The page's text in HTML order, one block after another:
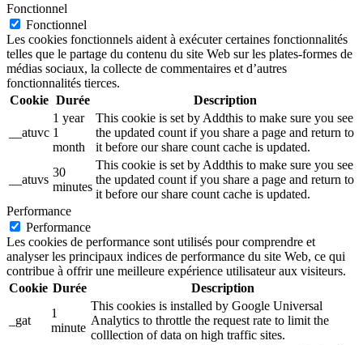
Fonctionnel
Fonctionnel
Les cookies fonctionnels aident à exécuter certaines fonctionnalités
telles que le partage du contenu du site Web sur les plates-formes de
médias sociaux, la collecte de commentaires et d’autres
fonctionnalités tierces.
Cookie Durée Description
__atuvc
1 year
1
month
This cookie is set by Addthis to make sure you see
the updated count if you share a page and return to
it before our share count cache is updated.
__atuvs
30
minutes
This cookie is set by Addthis to make sure you see
the updated count if you share a page and return to
it before our share count cache is updated.
Performance
Performance
Les cookies de performance sont utilisés pour comprendre et
analyser les principaux indices de performance du site Web, ce qui
contribue à offrir une meilleure expérience utilisateur aux visiteurs.
Cookie Durée Description
_gat
1
minute
This cookies is installed by Google Universal
Analytics to throttle the request rate to limit the
colllection of data on high traffic sites.